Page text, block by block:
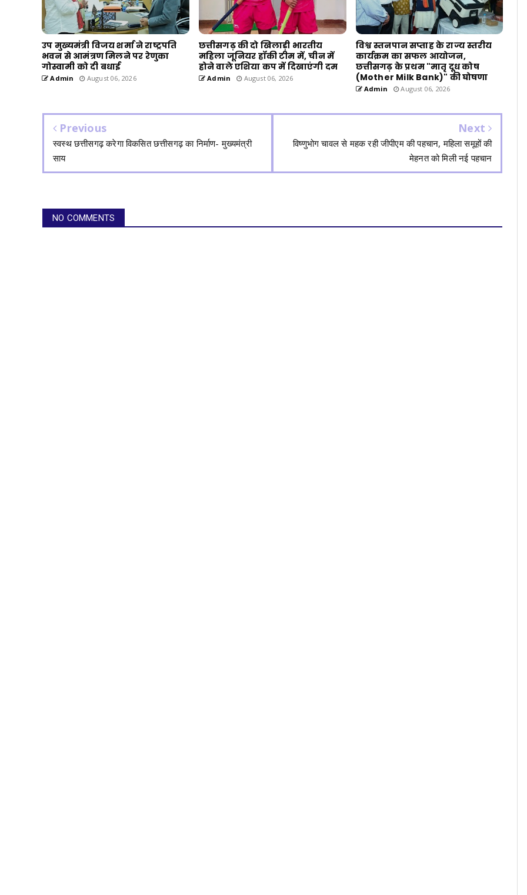
उप मुख्यमंत्री विजय शर्मा ने राष्ट्रपति
भवन से आमंत्रण मिलने पर रेणुका
गोस्वामी को दी बधाई
Admin August 06, 2026
छत्तीसगढ़ की दो खिलाड़ी भारतीय
महिला जूनियर हॉकी टीम में, चीन में
होने वाले एशिया कप में दिखाएंगी दम
Admin August 06, 2026
विश्व स्तनपान सप्ताह के राज्य स्तरीय
कार्यक्रम का सफल आयोजन,
छत्तीसगढ़ के प्रथम "मातृ दूध कोष
(Mother Milk Bank)" की घोषणा
Admin August 06, 2026
Previous
स्वस्थ छत्तीसगढ़ करेगा विकसित छत्तीसगढ़ का निर्माण- मुख्यमंत्री
साय
Next
विष्णुभोग चावल से महक रही जीपीएम की पहचान, महिला समूहों की
मेहनत को मिली नई पहचान
NO COMMENTS